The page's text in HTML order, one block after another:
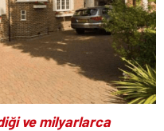
ve milyarlarca